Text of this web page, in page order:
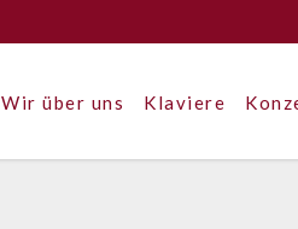
Wir über uns Klaviere